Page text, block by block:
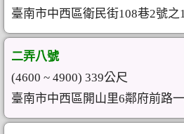
臺南市中西區衛民街108巷2號之
二弄八號
(4600 ~ 4900) 339公尺
臺南市中西區開山里6鄰府前路